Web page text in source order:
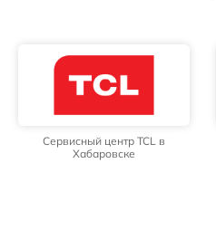
Сервисный центр TCL в
Хабаровске